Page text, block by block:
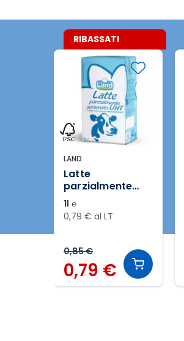
LAND
Latte
parzialmente
scremato UHT a
lunga
conservazione
1l ℮
0,79 € al LT
RIBASSATI
0,85 €
0,79 €